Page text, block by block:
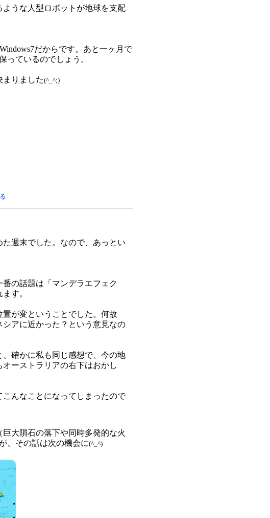
うな人型ロボットが地球を支配
だからです。あと一ヶ月で
っているのでしょう。
りました(^_^;)
週末でした。なので、あっとい
の話題は「マンデラエフェク
す。
が変ということでした。何故
アに近かった？という意見なの
確かに私も同じ感想で、今の地
ーストラリアの右下はおかし
んなことになってしまったので
大隕石の落下や同時多発的な火
、その話は次の機会に(^_^)